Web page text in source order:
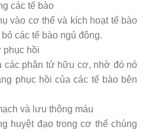
các tế bào
vào cơ thể và kích hoạt tế bào
các tế bào ngủ đông.
phục hồi
các phân tử hữu cơ, nhờ đó nó
phục hồi của các tế bào bên
và lưu thông máu
huyệt đạo trong cơ thể chúng